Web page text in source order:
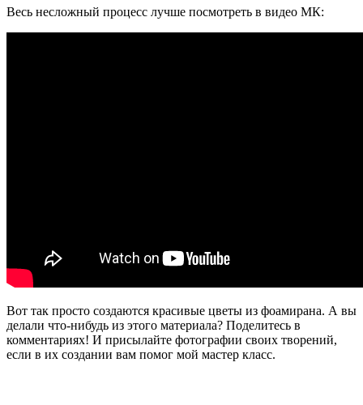
Весь несложный процесс лучше посмотреть в видео МК:
Вот так просто создаются красивые цветы из фоамирана. А вы
делали что-нибудь из этого материала? Поделитесь в
комментариях! И присылайте фотографии своих творений,
если в их создании вам помог мой мастер класс.